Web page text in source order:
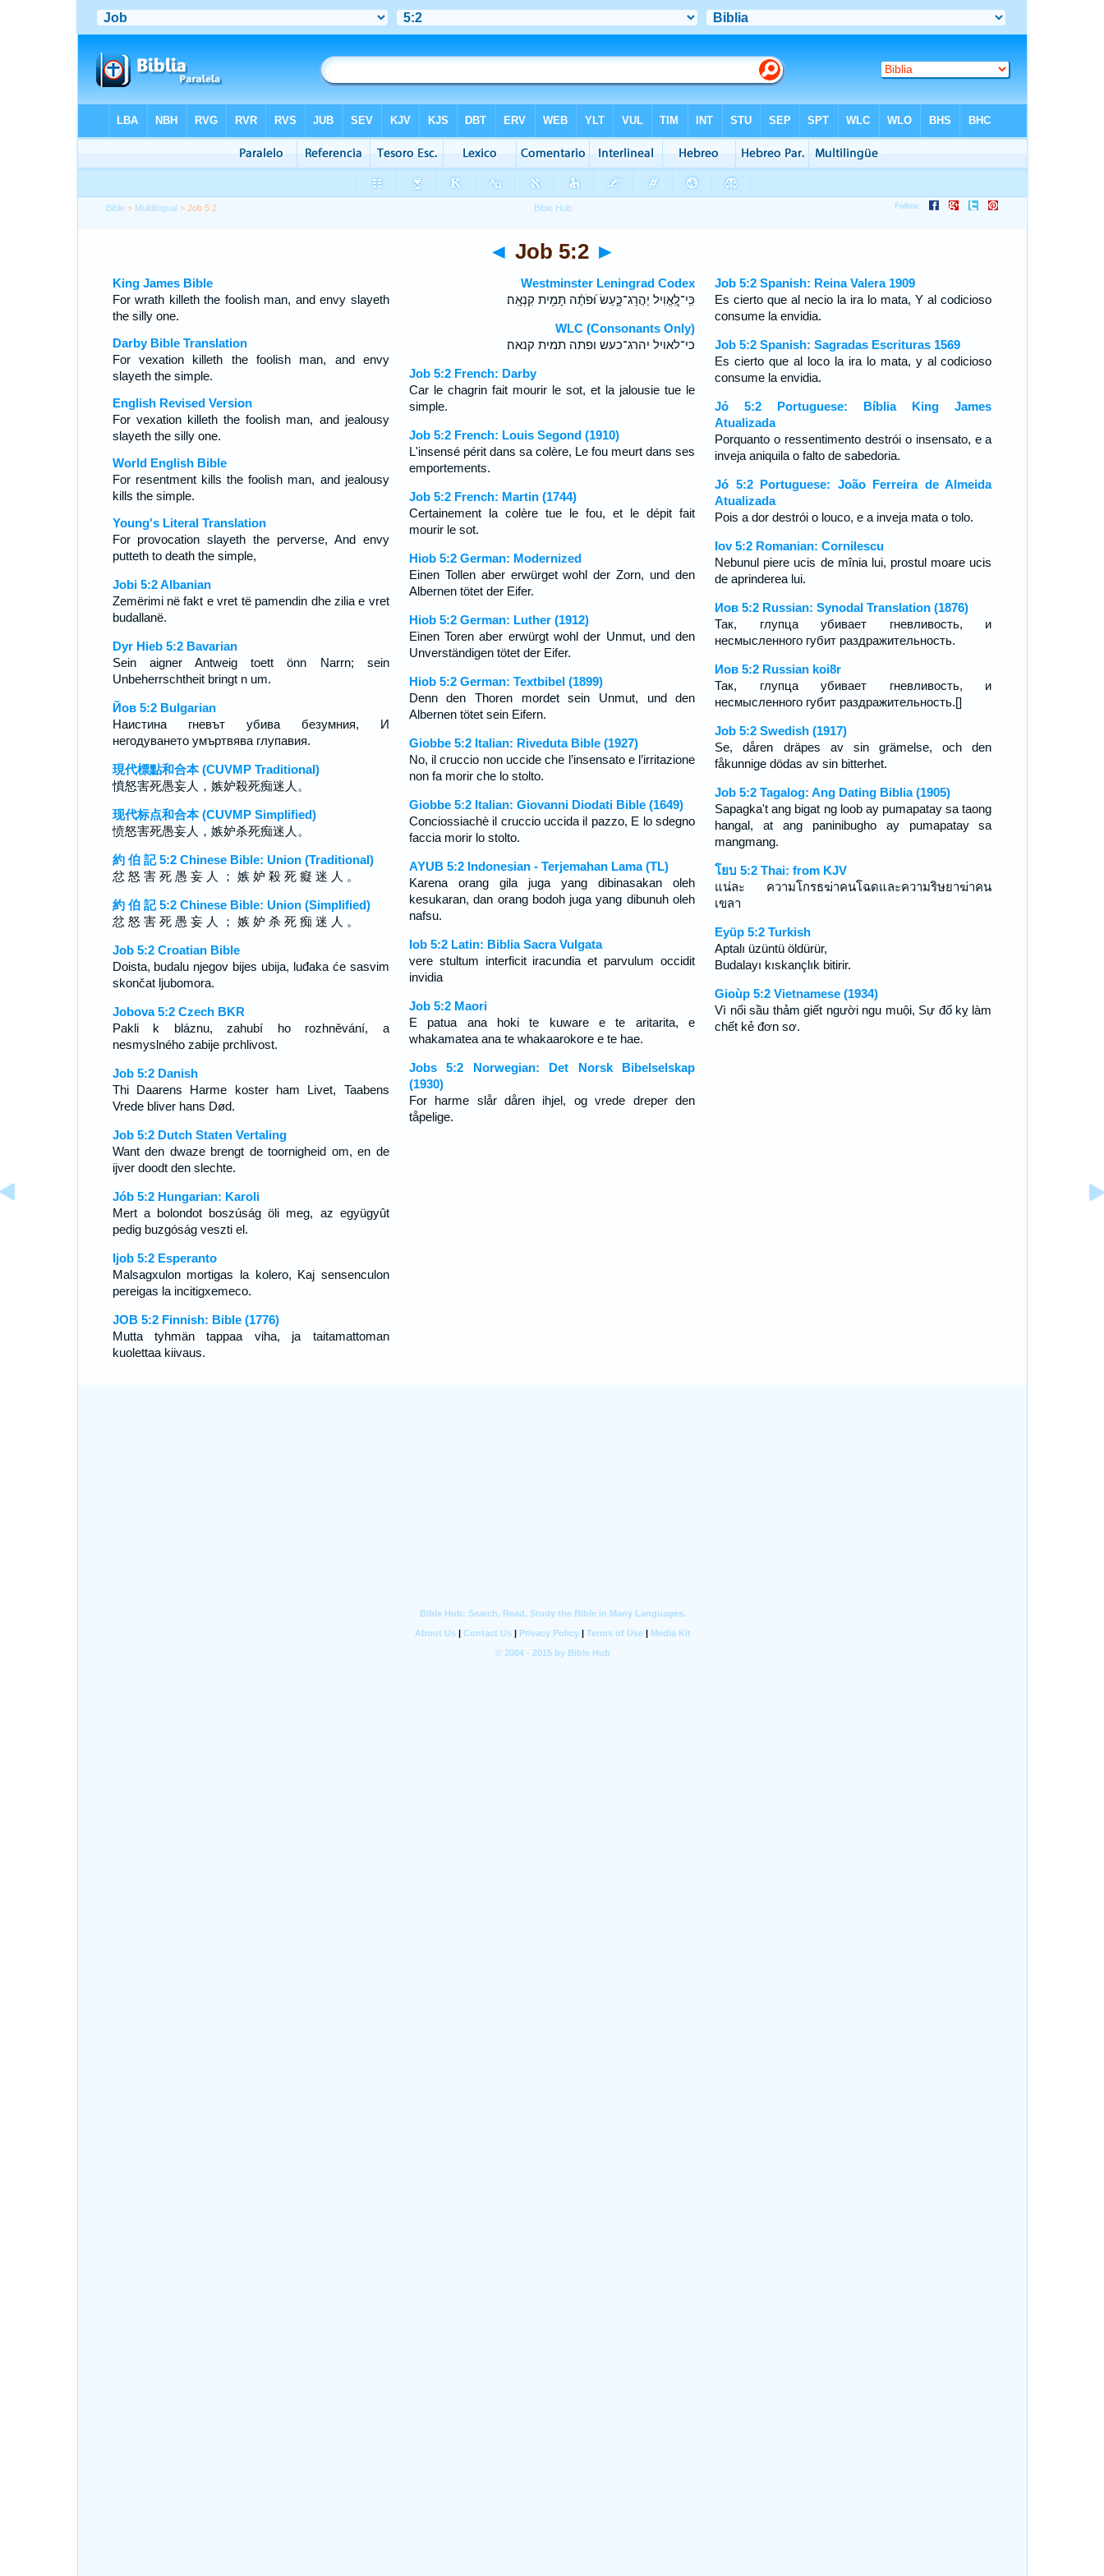
Bible > Multilingual > Job 5:2
◄ Job 5:2 ►
King James Bible
For wrath killeth the foolish man, and envy slayeth
the silly one.
Darby Bible Translation
For vexation killeth the foolish man, and envy
slayeth the simple.
English Revised Version
For vexation killeth the foolish man, and jealousy
slayeth the silly one.
World English Bible
For resentment kills the foolish man, and jealousy
kills the simple.
Young's Literal Translation
For provocation slayeth the perverse, And envy
putteth to death the simple,
Jobi 5:2 Albanian
Zemërimi në fakt e vret të pamendin dhe zilia e vret
budallanë.
Dyr Hieb 5:2 Bavarian
Sein aigner Antweig toett önn Narrn; sein
Unbeherrschtheit bringt n um.
Йов 5:2 Bulgarian
Наистина гневът убива безумния, И
негодуването умъртвява глупавия.
現代標點和合本 (CUVMP Traditional)
憤怒害死愚妄人，嫉妒殺死痴迷人。
现代标点和合本 (CUVMP Simplified)
愤怒害死愚妄人，嫉妒杀死痴迷人。
約 伯 記 5:2 Chinese Bible: Union (Traditional)
忿 怒 害 死 愚 妄 人 ； 嫉 妒 殺 死 癡 迷 人 。
約 伯 記 5:2 Chinese Bible: Union (Simplified)
忿 怒 害 死 愚 妄 人 ； 嫉 妒 杀 死 痴 迷 人 。
Job 5:2 Croatian Bible
Doista, budalu njegov bijes ubija, luđaka će sasvim
skončat ljubomora.
Jobova 5:2 Czech BKR
Pakli k bláznu, zahubí ho rozhněvání, a
nesmyslného zabije prchlivost.
Job 5:2 Danish
Thi Daarens Harme koster ham Livet, Taabens
Vrede bliver hans Død.
Job 5:2 Dutch Staten Vertaling
Want den dwaze brengt de toornigheid om, en de
ijver doodt den slechte.
Jób 5:2 Hungarian: Karoli
Mert a bolondot boszúság öli meg, az együgyût
pedig buzgóság veszti el.
Ijob 5:2 Esperanto
Malsagxulon mortigas la kolero, Kaj sensenculon
pereigas la incitigxemeco.
JOB 5:2 Finnish: Bible (1776)
Mutta tyhmän tappaa viha, ja taitamattoman
kuolettaa kiivaus.
Westminster Leningrad Codex
כִּֽי־לֶֽ֭אֱוִיל יַהֲרָג־כָּ֑עַשׂ וּ֝פֹתֶ֗ה תָּמִ֥ית קִנְאָֽה׃
WLC (Consonants Only)
כי־לאויל יהרג־כעש ופתה תמית קנאה׃
Job 5:2 French: Darby
Car le chagrin fait mourir le sot, et la jalousie tue le
simple.
Job 5:2 French: Louis Segond (1910)
L'insensé périt dans sa colère, Le fou meurt dans ses
emportements.
Job 5:2 French: Martin (1744)
Certainement la colère tue le fou, et le dépit fait
mourir le sot.
Hiob 5:2 German: Modernized
Einen Tollen aber erwürget wohl der Zorn, und den
Albernen tötet der Eifer.
Hiob 5:2 German: Luther (1912)
Einen Toren aber erwürgt wohl der Unmut, und den
Unverständigen tötet der Eifer.
Hiob 5:2 German: Textbibel (1899)
Denn den Thoren mordet sein Unmut, und den
Albernen tötet sein Eifern.
Giobbe 5:2 Italian: Riveduta Bible (1927)
No, il cruccio non uccide che l’insensato e l’irritazione
non fa morir che lo stolto.
Giobbe 5:2 Italian: Giovanni Diodati Bible (1649)
Conciossiachè il cruccio uccida il pazzo, E lo sdegno
faccia morir lo stolto.
AYUB 5:2 Indonesian - Terjemahan Lama (TL)
Karena orang gila juga yang dibinasakan oleh
kesukaran, dan orang bodoh juga yang dibunuh oleh
nafsu.
Iob 5:2 Latin: Biblia Sacra Vulgata
vere stultum interficit iracundia et parvulum occidit
invidia
Job 5:2 Maori
E patua ana hoki te kuware e te aritarita, e
whakamatea ana te whakaarokore e te hae.
Jobs 5:2 Norwegian: Det Norsk Bibelselskap
(1930)
For harme slår dåren ihjel, og vrede dreper den
tåpelige.
Job 5:2 Spanish: Reina Valera 1909
Es cierto que al necio la ira lo mata, Y al codicioso
consume la envidia.
Job 5:2 Spanish: Sagradas Escrituras 1569
Es cierto que al loco la ira lo mata, y al codicioso
consume la envidia.
Jó 5:2 Portuguese: Bíblia King James
Atualizada
Porquanto o ressentimento destrói o insensato, e a
inveja aniquila o falto de sabedoria.
Jó 5:2 Portuguese: João Ferreira de Almeida
Atualizada
Pois a dor destrói o louco, e a inveja mata o tolo.
Iov 5:2 Romanian: Cornilescu
Nebunul piere ucis de mînia lui, prostul moare ucis
de aprinderea lui.
Иов 5:2 Russian: Synodal Translation (1876)
Так, глупца убивает гневливость, и
несмысленного губит раздражительность.
Иов 5:2 Russian koi8r
Так, глупца убивает гневливость, и
несмысленного губит раздражительность.[]
Job 5:2 Swedish (1917)
Se, dåren dräpes av sin grämelse, och den
fåkunnige dödas av sin bitterhet.
Job 5:2 Tagalog: Ang Dating Biblia (1905)
Sapagka't ang bigat ng loob ay pumapatay sa taong
hangal, at ang paninibugho ay pumapatay sa
mangmang.
โยบ 5:2 Thai: from KJV
แน่ละ ความโกรธฆ่าคนโฉดและความริษยาฆ่าคน
เขลา
Eyüp 5:2 Turkish
Aptalı üzüntü öldürür,
Budalayı kıskançlık bitirir.
Gioùp 5:2 Vietnamese (1934)
Vì nổi sầu thảm giết người ngu muội, Sự đố kỵ làm
chết kẻ đơn sơ.